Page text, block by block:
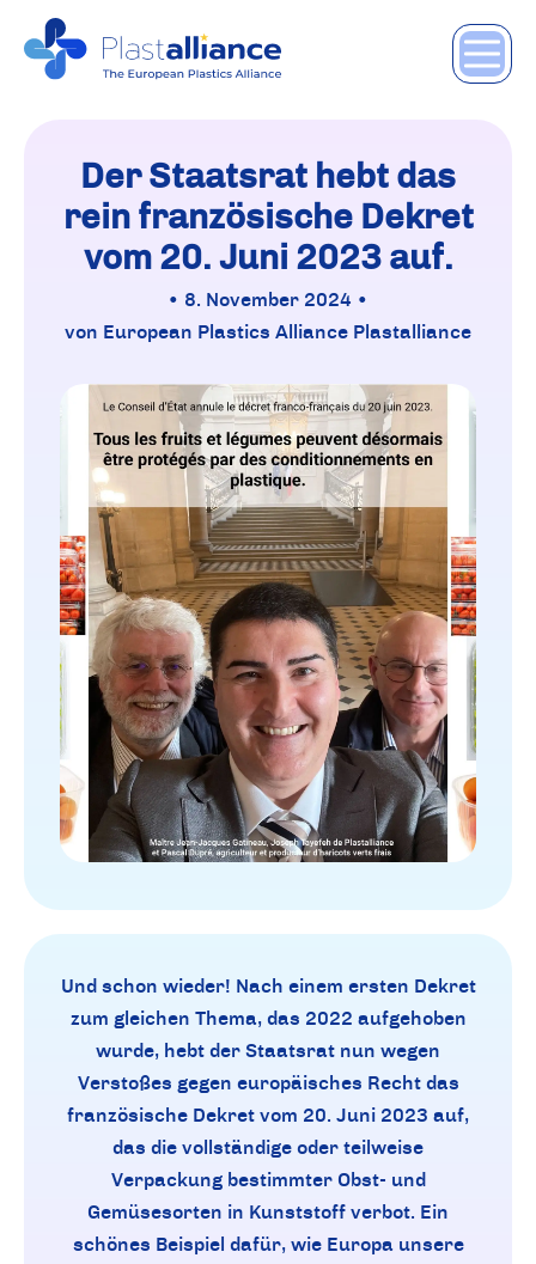
Der Staatsrat hebt das
rein französische Dekret
vom 20. Juni 2023 auf.
• 8. November 2024 •
von European Plastics Alliance Plastalliance
Und schon wieder! Nach einem ersten Dekret
zum gleichen Thema, das 2022 aufgehoben
wurde, hebt der Staatsrat nun wegen
Verstoßes gegen europäisches Recht das
französische Dekret vom 20. Juni 2023 auf,
das die vollständige oder teilweise
Verpackung bestimmter Obst- und
Gemüsesorten in Kunststoff verbot. Ein
schönes Beispiel dafür, wie Europa unsere